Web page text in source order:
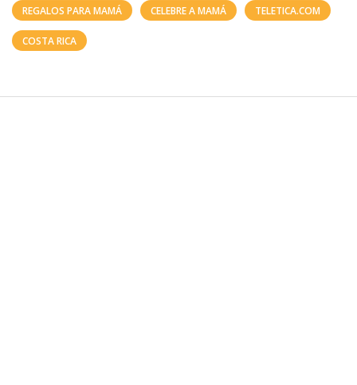
REGALOS PARA MAMÁ CELEBRE A MAMÁ TELETICA.COM
COSTA RICA